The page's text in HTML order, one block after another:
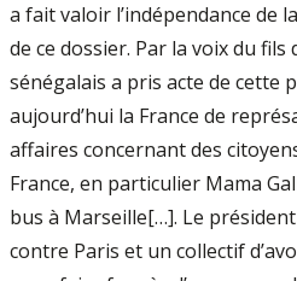
a fait valoir l’indépendance de
de ce dossier. Par la voix du fils
sénégalais a pris acte de cette
aujourd’hui la France de
affaires concernant des
France, en particulier Mama
bus à Marseille[…]. Le
contre Paris et un collectif